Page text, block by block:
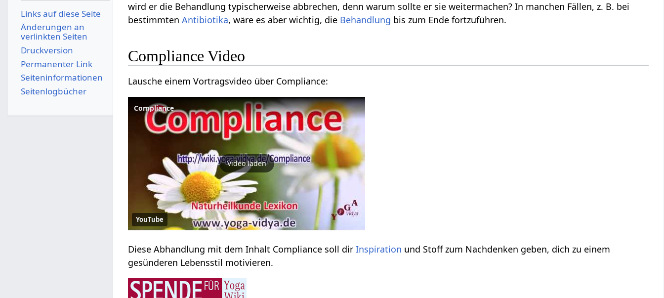
wird er die Behandlung typischerweise abbrechen, denn warum sollte er sie weitermachen? In manchen Fällen, z. B. bei
bestimmtenAntibiotika, wäre es aber wichtig, die Behandlung bis zum Ende fortzuführen.
Compliance Video
Lausche einem Vortragsvideo über Compliance:
Compliance
Video laden
YouTube
Diese Abhandlung mit dem Inhalt Compliance soll dirInspiration und Stoff zum Nachdenken geben, dich zu einem
gesünderen Lebensstil motivieren.
Links auf diese Seite
Änderungen an
verlinkten Seiten
Druckversion
Permanenter Link
Seiten­­informationen
Seitenlogbücher